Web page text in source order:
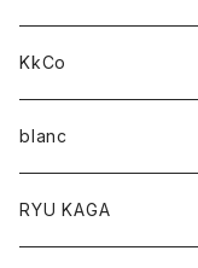
KkCo
blanc
RYU KAGA